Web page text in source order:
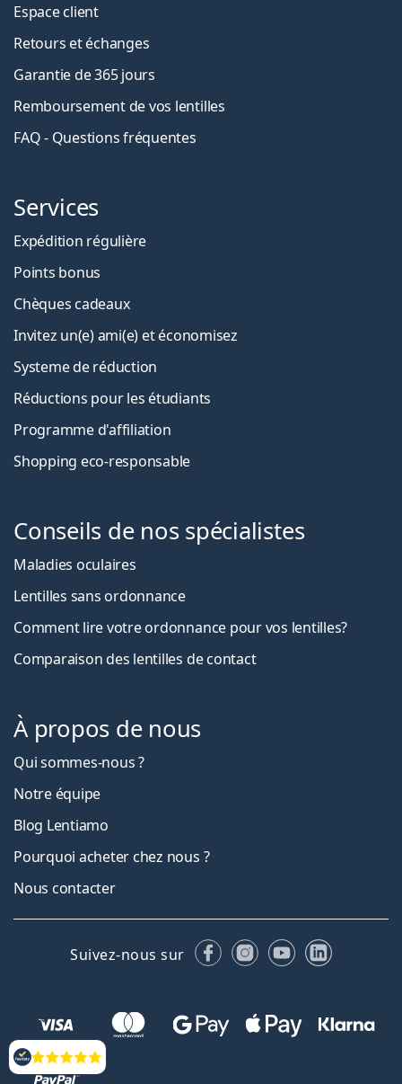
Évaluation
Espace client
Retours et échanges
Garantie de 365 jours
Remboursement de vos lentilles
FAQ - Questions fréquentes
Services
Expédition régulière
Points bonus
Chèques cadeaux
Invitez un(e) ami(e) et économisez
Systeme de réduction
Réductions pour les étudiants
Programme d'affiliation
Shopping eco-responsable
Conseils de nos spécialistes
Maladies oculaires
Lentilles sans ordonnance
Comment lire votre ordonnance pour vos lentilles?
Comparaison des lentilles de contact
À propos de nous
Qui sommes-nous ?
Notre équipe
Blog Lentiamo
Pourquoi acheter chez nous ?
Nous contacter
Suivez-nous sur FacebookInstagram
YouTubeLinkedIn